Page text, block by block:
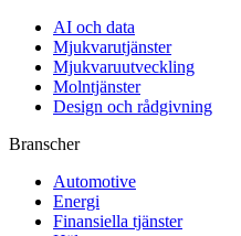
AI och data
Mjukvarutjänster
Mjukvaruutveckling
Molntjänster
Design och rådgivning
Branscher
Automotive
Energi
Finansiella tjänster